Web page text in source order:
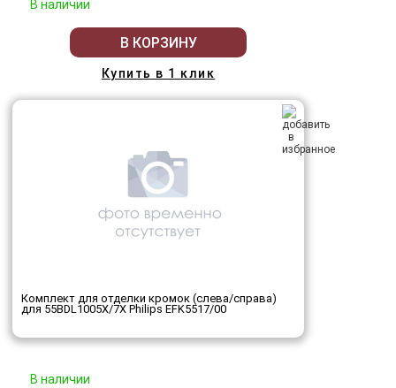
В наличии
В КОРЗИНУ
Купить в 1 клик
Комплект для отделки кромок (слева/справа)
для 55BDL1005X/7X Philips EFK5517/00
В наличии